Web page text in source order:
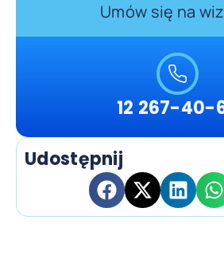
Umów się na
12 267-40-
Udostępnij